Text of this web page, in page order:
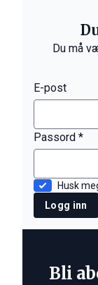
Du må
E-post
Passord *
Husk
Logg inn
Bli